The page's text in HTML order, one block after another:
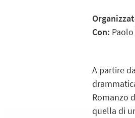
Con:
A partire
Romanzo
quella di